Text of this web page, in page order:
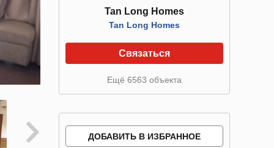
Tan Long Homes
Tan Long Homes
Связаться
Ещё 6563 объекта
ДОБАВИТЬ В ИЗБРАННОЕ